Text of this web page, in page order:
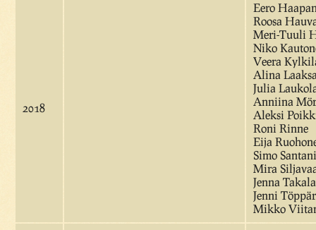
2018
Eero
Roosa
Meri-Tuuli
Niko
Veera
Alina
Julia
Anniina
Aleksi
Roni Rinne
Eija
Simo
Mira
Jenna Takala
Jenni
Mikko